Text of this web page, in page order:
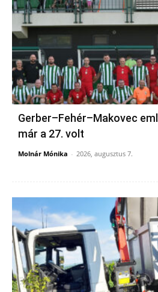
Gerber–Fehér–Makovec
már a 27. volt
Molnár Mónika - 2026, augusztus 7.